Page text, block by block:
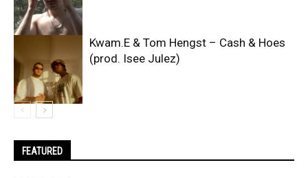
Kwam.E & Tom Hengst – Cash & Hoes
(prod. Isee Julez)
FEATURED